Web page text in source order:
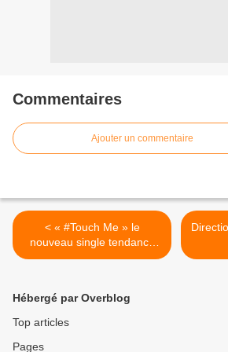
Commentaires
Ajouter un commentaire
< « #Touch Me » le
nouveau single tendance
de Luka !
Hébergé par Overblog
Top articles
Pages